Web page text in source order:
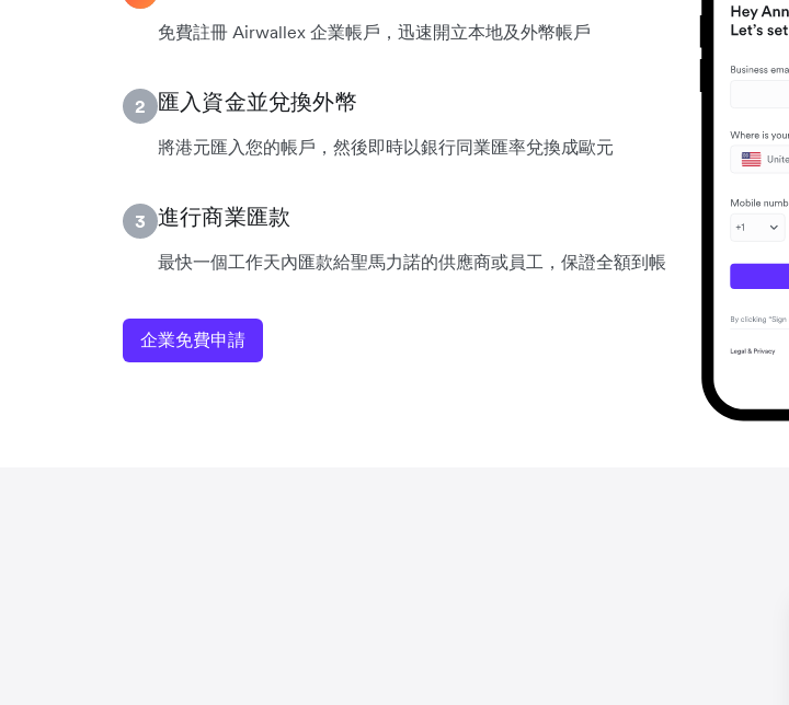
免費註冊 Airwallex 企業帳戶，迅速開立本地及外幣帳戶
2 匯入資金並兌換外幣
將港元匯入您的帳戶，然後即時以銀行同業匯率兌換成歐元
3 進行商業匯款
最快一個工作天內匯款給聖馬力諾的供應商或員工，保證全額到帳
企業免費申請